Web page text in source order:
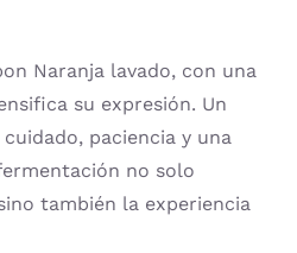
Naranja lavado, con una
su expresión. Un
paciencia y una
no solo
también la experiencia